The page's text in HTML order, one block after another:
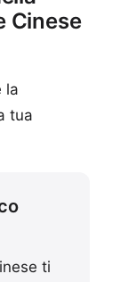
Cinese
la
tua
ti